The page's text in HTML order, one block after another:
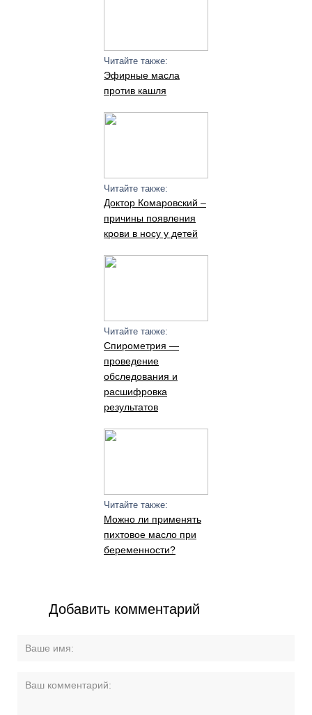
Читайте также:
Эфирные масла
против кашля
Читайте также:
Доктор Комаровский –
причины появления
крови в носу у детей
Читайте также:
Спирометрия —
проведение
обследования и
расшифровка
результатов
Читайте также:
Можно ли применять
пихтовое масло при
беременности?
Добавить комментарий